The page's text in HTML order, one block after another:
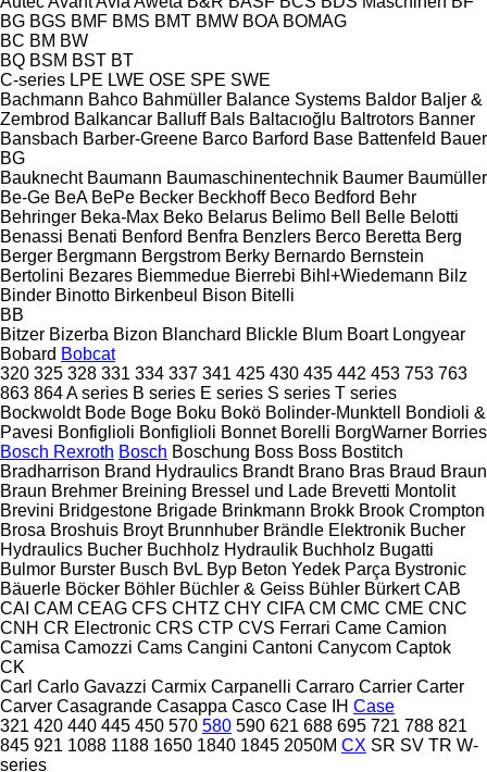
BG BGS BMF BMS BMT BMW BOA BOMAG
BC BM BW
BQ BSM BST BT
C-series LPE LWE OSE SPE SWE
Bachmann Bahco Bahmüller Balance Systems Baldor Baljer &
Zembrod Balkancar Balluff Bals Baltacıoğlu Baltrotors Banner
Bansbach Barber-Greene Barco Barford Base Battenfeld Bauer
BG
Bauknecht Baumann Baumaschinentechnik Baumer Baumüller
Be-Ge BeA BePe Becker Beckhoff Beco Bedford Behr
Behringer Beka-Max Beko Belarus Belimo Bell Belle Belotti
Benassi Benati Benford Benfra Benzlers Berco Beretta Berg
Berger Bergmann Bergstrom Berky Bernardo Bernstein
Bertolini Bezares Biemmedue Bierrebi Bihl+Wiedemann Bilz
Binder Binotto Birkenbeul Bison Bitelli
BB
Bitzer Bizerba Bizon Blanchard Blickle Blum Boart Longyear
Bobard Bobcat
320 325 328 331 334 337 341 425 430 435 442 453 753 763
863 864A series B series E series S series T series
Bockwoldt Bode Boge Boku Bokö Bolinder-Munktell
Bondioli &
Pavesi Bonfiglioli Bonfiglioli Bonnet Borelli BorgWarner Borries
Bosch Rexroth Bosch Boschung Boss Boss Bostitch
Bradharrison Brand Hydraulics Brandt Brano Bras Braud Braun
Braun Brehmer Breining Bressel und Lade Brevetti Montolit
Brevini Bridgestone Brigade Brinkmann Brokk Brook Crompton
Brosa Broshuis Broyt Brunnhuber Brändle Elektronik Bucher
Hydraulics Bucher Buchholz Hydraulik Buchholz Bugatti
Bulmor Burster Busch BvL Byp Beton Yedek Parça Bystronic
Bäuerle Böcker Böhler Büchler & Geiss Bühler Bürkert CAB
CAI CAM CEAG CFS CHTZ CHY CIFA CM CMC CME CNC
CNH CR Electronic CRS CTP CVS Ferrari Came Camion
Camisa Camozzi Cams Cangini Cantoni Canycom Captok
CK
Carl Carlo Gavazzi Carmix Carpanelli Carraro Carrier Carter
Carver Casagrande Casappa Casco Case IH Case
321 420 440 445 450 570 580 590 621 688 695 721 788 821
845 921 1088 1188 1650 1840 1845 2050M CX SR SV TR W-
series